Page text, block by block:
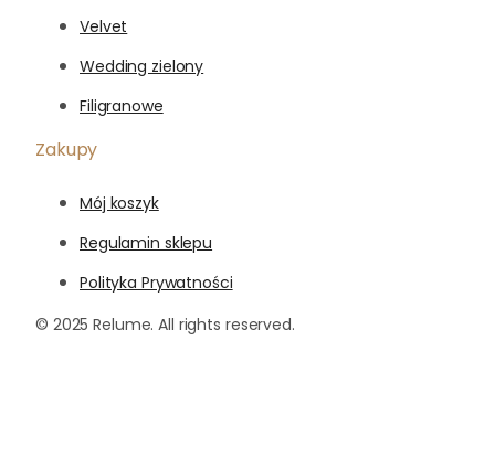
Velvet
Wedding zielony
Filigranowe
Zakupy
Mój koszyk
Regulamin sklepu
Polityka Prywatności
© 2025 Relume. All rights reserved.